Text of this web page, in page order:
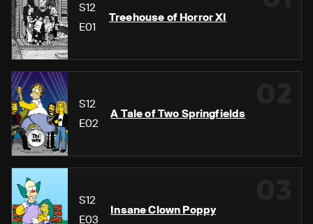
S12
E01
Treehouse of Horror XI
S12
E02
A Tale of Two Springfields
S12
E03
Insane Clown Poppy